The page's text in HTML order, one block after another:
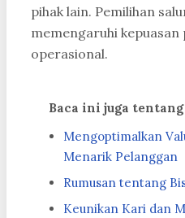
pihak lain. Pemilihan
memengaruhi kepuasan
operasional.
Baca ini juga tentang
Mengoptimalkan
Menarik Pelanggan
Rumusan tentang
Keunikan Kari dan